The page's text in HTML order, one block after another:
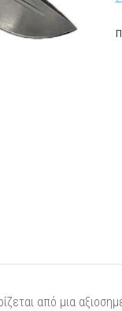
από μια